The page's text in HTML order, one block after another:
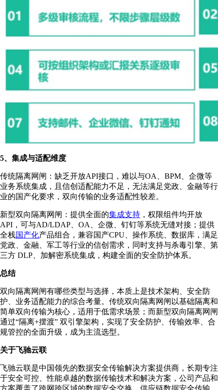
5、集成与适配维度
传统隔离网闸：缺乏开放API接口，难以与OA、BPM、企微等
业务系统集成，且信创适配能力不足，无法满足党政、金融等行
业的国产化要求，双向传输的业务适配性较差。
新型双向隔离网闸：提供全面的集成支持 ，权限组件均开放
API，可与AD/LDAP、OA、企微、钉钉等系统无缝对接；提供
全栈国产化产品组合，兼容国产CPU、操作系统、数据库，满足
党政、金融、军工等行业的信创需求，同时支持与杀毒引擎、第
三方 DLP、加解密系统集成，构建全面的安全防护体系。
总结
双向隔离网闸有哪些类型与选择，本质上是技术架构、安全防
护、业务适配能力的综合考量。传统双向隔离网闸以基础隔离和
简单双向传输为核心，适用于低需求场景；而新型双向隔离网闸
通过“隔离+摆渡” 双引擎架构，实现了安全防护、传输效率、合
规管控的全面升级，成为主流选型。
关于飞驰云联
飞驰云联是中国领先的数据安全传输解决方案提供商，长期专注
于安全可控、性能卓越的数据传输技术和解决方案，公司产品和